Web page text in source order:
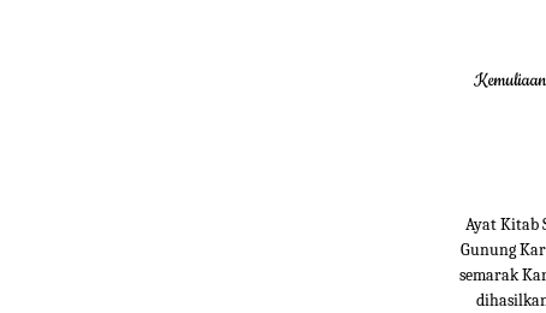
Ayat Kitab
Gunung
semarak